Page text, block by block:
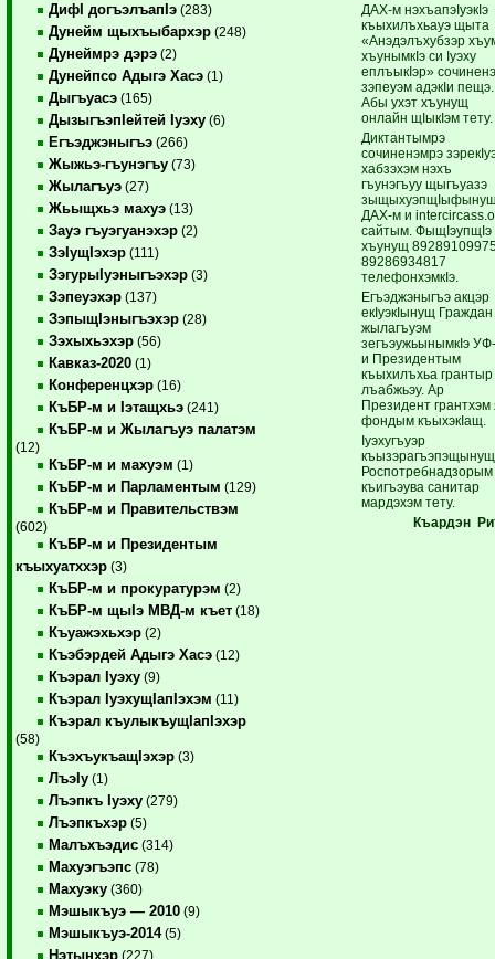
ДифI догъэлъапIэ (283)
Дунейм щыхъыбархэр (248)
Дунеймрэ дэрэ (2)
Дунейпсо Адыгэ Хасэ (1)
Дыгъуасэ (165)
ДызыгъэпIейтей Iуэху (6)
Егъэджэныгъэ (266)
Жыжьэ-гъунэгъу (73)
Жылагъуэ (27)
Жьыщхьэ махуэ (13)
Зауэ гъуэгуанэхэр (2)
ЗэIущIэхэр (111)
ЗэгурыIуэныгъэхэр (3)
Зэпеуэхэр (137)
ЗэпыщIэныгъэхэр (28)
Зэхыхьэхэр (56)
Кавказ-2020 (1)
Конференцхэр (16)
КъБР-м и Iэтащхьэ (241)
КъБР-м и Жылагъуэ палатэм
(12)
КъБР-м и махуэм (1)
КъБР-м и Парламентым (129)
КъБР-м и Правительствэм
(602)
КъБР-м и Президентым
къыхуатххэр (3)
КъБР-м и прокуратурэм (2)
КъБР-м щыIэ МВД-м къет (18)
Къуажэхьхэр (2)
Къэбэрдей Адыгэ Хасэ (12)
Къэрал Iуэху (9)
Къэрал IуэхущIапIэхэм (11)
Къэрал къулыкъущIапIэхэр
(58)
КъэхъукъащIэхэр (3)
ЛъэIу (1)
Лъэпкъ Iуэху (279)
Лъэпкъхэр (5)
Малъхъэдис (314)
Махуэгъэпс (78)
Махуэку (360)
Мэшыкъуэ — 2010 (9)
Мэшыкъуэ-2014(5)
Нэтынхэр (227)
ДАХ-м нэхъапэIуэкIэ
къыхилъхьауэ щыта
«Анэдэлъхубзэр
хъунымкIэ си Iуэху
еплъыкIэр»
зэпеуэм адэкIи пещэ.
Абы ухэт хъунущ
онлайн щIыкIэм тету.
Диктантымрэ
сочиненэмрэ
хабзэхэм нэхъ
гъунэгъуу щыгъуазэ
ДАХ-м и
сайтым. ФыщIэупщIэ
хъунущ
89286934817
телефонхэмкIэ.
Егъэджэныгъэ акцэр
екIуэкIынущ Граждан
жылагъуэм
зегъэужьынымкIэ
и Президентым
къыхилъхьа
лъабжьэу. Ар
Президент грантхэм
фондым къыхэкIащ.
Iуэхугъуэр
къызэрагъэпэщынущ
Роспотребнадзорым
къигъэува санитар
мардэхэм тету.
Къардэн